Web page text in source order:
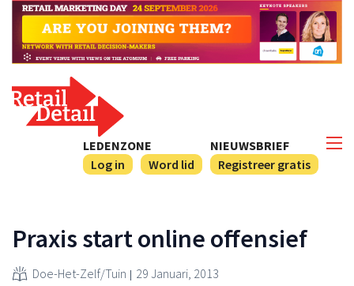
NIEUWSBRIEF
Registreer gratis
LEDENZONE
Log in
Word lid
Praxis start online offensief
Doe-Het-Zelf/Tuin 29 Januari, 2013